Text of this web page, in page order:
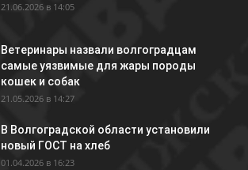
21.06.2026 в 14:05
Ветеринары назвали волгоградцам
самые уязвимые для жары породы
кошек и собак
21.05.2026 в 14:27
В Волгоградской области установили
новый ГОСТ на хлеб
01.04.2026 в 16:23